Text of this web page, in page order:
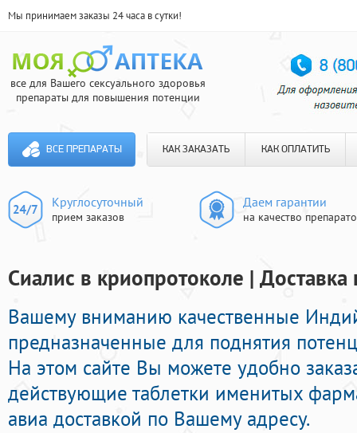
Мы принимаем заказы 24 часа в сутки!
все для Вашего сексуального здоровья
препараты для повышения потенции
ВСЕ ПРЕПАРАТЫ КАК ЗАКАЗАТЬ КАК ОПЛАТИТЬ
Круглосуточный
прием заказов
Даем гарантии
на качество
Сиалис в криопротоколе | Доставка
Вашему вниманию качественные
предназначенные для поднятия
На этом сайте Вы можете удобно
действующие таблетки именитых
авиа доставкой по Вашему адресу.